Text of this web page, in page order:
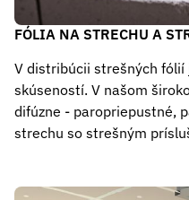
FÓLIA NA STRECHU A
V distribúcii strešných fólií
skúseností. V našom
difúzne - paropriepustné,
strechu so strešným